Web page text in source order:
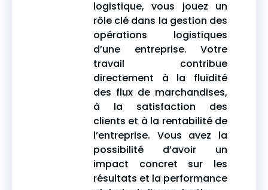
logistique, vous jouez un
rôle clé dans la gestion des
opérations logistiques
d’une entreprise. Votre
travail contribue
directement à la fluidité
des flux de marchandises,
à la satisfaction des
clients et à la rentabilité de
l’entreprise. Vous avez la
possibilité d’avoir un
impact concret sur les
résultats et la performance